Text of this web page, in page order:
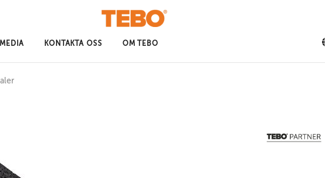
MEDIA KONTAKTA OSS OM TEBO